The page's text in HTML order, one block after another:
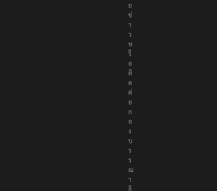
ย
ข่
า
ว
ห
รื
อ
ติ
ด
ต่
อ
ก
อ
ง
บ
ร
ร
ณ
า
ธิ